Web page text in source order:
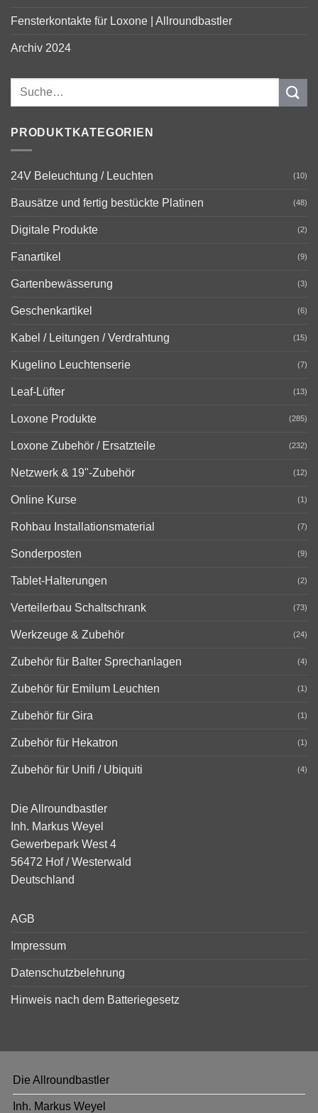
Fensterkontakte für Loxone | Allroundbastler
Archiv 2024
PRODUKTKATEGORIEN
24V Beleuchtung / Leuchten (10)
Bausätze und fertig bestückte Platinen (48)
Digitale Produkte (2)
Fanartikel (9)
Gartenbewässerung (3)
Geschenkartikel (6)
Kabel / Leitungen / Verdrahtung (15)
Kugelino Leuchtenserie (7)
Leaf-Lüfter (13)
Loxone Produkte (285)
Loxone Zubehör / Ersatzteile (232)
Netzwerk & 19"-Zubehör (12)
Online Kurse (1)
Rohbau Installationsmaterial (7)
Sonderposten (9)
Tablet-Halterungen (2)
Verteilerbau Schaltschrank (73)
Werkzeuge & Zubehör (24)
Zubehör für Balter Sprechanlagen (4)
Zubehör für Emilum Leuchten (1)
Zubehör für Gira (1)
Zubehör für Hekatron (1)
Zubehör für Unifi / Ubiquiti (4)
Die Allroundbastler
Inh. Markus Weyel
Gewerbepark West 4
56472 Hof / Westerwald
Deutschland
AGB
Impressum
Datenschutzbelehrung
Hinweis nach dem Batteriegesetz
Die Allroundbastler
Inh. Markus Weyel